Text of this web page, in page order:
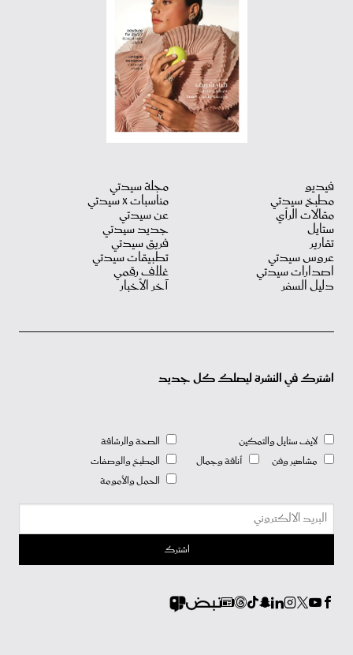
فيديو
مطبخ سيدتي
مقالات الرأي
ستايل
تقارير
عروس سيدتي
اصدارات سيدتي
دليل السفر
مجلة سيدتي
مناسبات X سيدتي
عن سيدتي
جديد سيدتي
فريق سيدتي
تطبيقات سيدتي
غلاف رقمي
آخر الأخبار
اشترك في النشرة ليصلك كل جديد
لايف ستايل والتمكين
مشاهير وفن
أناقة وجمال
الصحة والرشاقة
المطبخ والوصفات
الحمل والأمومة